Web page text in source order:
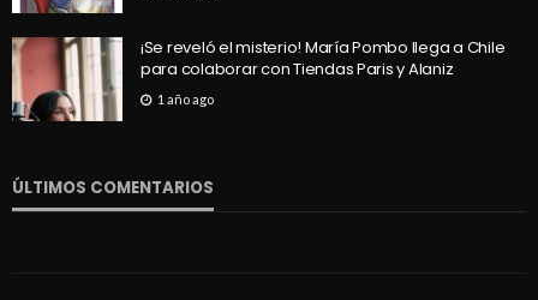
¡Se reveló el misterio! María Pombo llega a Chile
para colaborar con Tiendas Paris y Alaniz
1 año ago
ÚLTIMOS COMENTARIOS